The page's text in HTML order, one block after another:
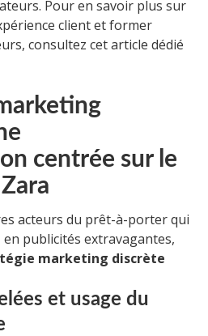
Pour en savoir plus sur
client et former
consultez cet article dédié
centrée sur le
acteurs du prêt-à-porter qui
publicités extravagantes,
marketing discrète
et usage du